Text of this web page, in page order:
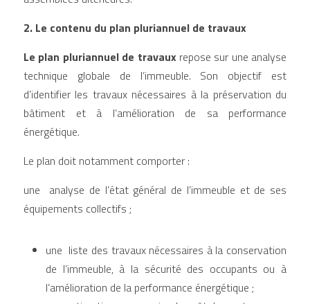
2. Le contenu du plan pluriannuel de travaux
Le plan pluriannuel de travaux repose sur une analyse
technique globale de l’immeuble. Son objectif est
d’identifier les travaux nécessaires à la préservation du
bâtiment et à l’amélioration de sa performance
énergétique.
Le plan doit notamment comporter :
une  analyse de l’état général de l’immeuble et de ses
équipements collectifs ;
une  liste des travaux nécessaires à la conservation
de l’immeuble, à la sécurité des occupants ou à
l’amélioration de la performance énergétique ;